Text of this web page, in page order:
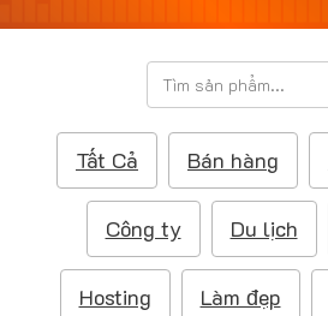
T
ì
m
i
ế
m
Tất Cả Bán hàng
Công ty Du lịch
Hosting Làm đẹp